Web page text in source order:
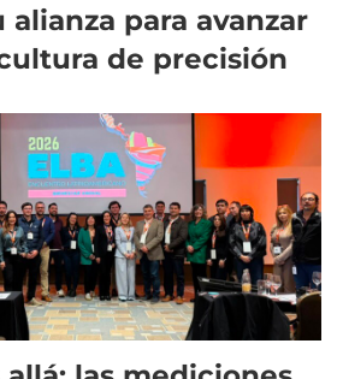
para avanzar
de precisión